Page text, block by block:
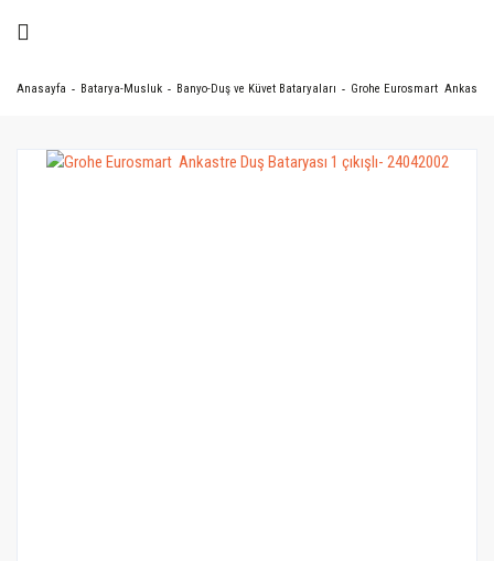
Anasayfa Batarya-Musluk Banyo-Duş ve Küvet Bataryaları Grohe Eurosmart Ankastre